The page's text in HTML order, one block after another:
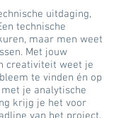
uitdaging,
technische
maar men weet
Met jouw
creativiteit weet je
te vinden én op
je analytische
krijg je het voor